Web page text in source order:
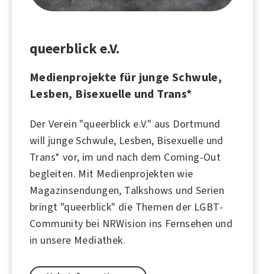
queerblick e.V.
Medienprojekte für junge Schwule,
Lesben, Bisexuelle und Trans*
Der Verein "queerblick e.V." aus Dortmund
will junge Schwule, Lesben, Bisexuelle und
Trans* vor, im und nach dem Coming-Out
begleiten. Mit Medienprojekten wie
Magazinsendungen, Talkshows und Serien
bringt "queerblick" die Themen der LGBT-
Community bei NRWision ins Fernsehen und
in unsere Mediathek.